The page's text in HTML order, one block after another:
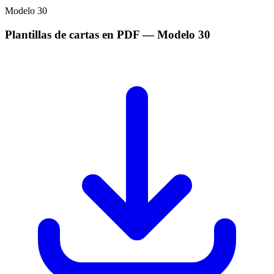
Modelo 30
Plantillas de cartas en PDF— Modelo 30